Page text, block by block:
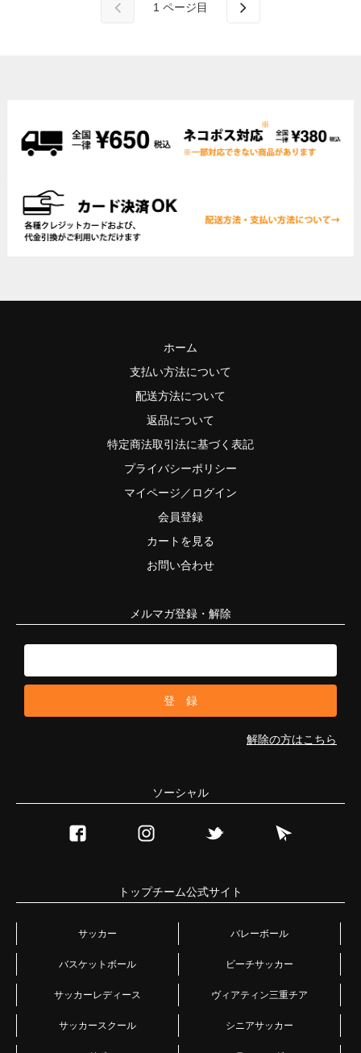
1 ページ目
ホーム
支払い方法について
配送方法について
返品について
特定商法取引法に基づく表記
プライバシーポリシー
マイページ／ログイン
会員登録
カートを見る
お問い合わせ
メルマガ登録・解除
解除の方はこちら
ソーシャル
トップチーム公式サイト
サッカー バレーボール
バスケットボール ビーチサッカー
サッカーレディース ヴィアティン三重チア
サッカースクール シニアサッカー